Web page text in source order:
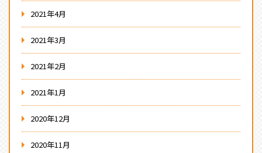
2021年4月
2021年3月
2021年2月
2021年1月
2020年12月
2020年11月